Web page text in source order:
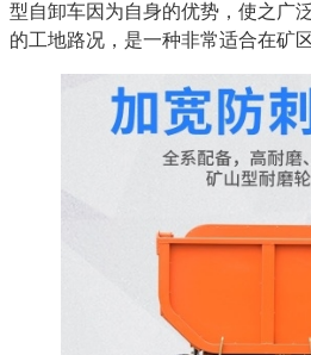
型自卸车因为自身的优势，使之广
的工地路况，是一种非常适合在矿